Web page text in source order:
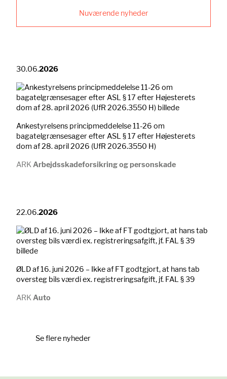
Nuværende nyheder
30.06.2026
Ankestyrelsens principmeddelelse 11-26 om
bagatelgrænsesager efter ASL § 17 efter Højesterets
dom af 28. april 2026 (UfR 2026.3550 H)
ARKArbejdsskadeforsikring og personskade
22.06.2026
ØLD af 16. juni 2026 – Ikke af FT godtgjort, at hans tab
oversteg bils værdi ex. registreringsafgift, jf. FAL § 39
ARK Auto
Se flere nyheder